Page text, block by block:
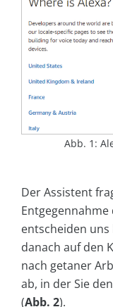
Abb. 1:
Der Assistent
entscheiden
danach auf den
nach getaner
ab, in der Sie
(Abb. 2).